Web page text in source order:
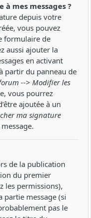
mes messages ?
depuis votre
vous pouvez
formulaire de
aussi ajouter la
en activant
partir du panneau de
--> Modifier les
vous pourrez
ajoutée à un
ma signature
de la publication
du premier
les permissions),
partie message (si
pas le